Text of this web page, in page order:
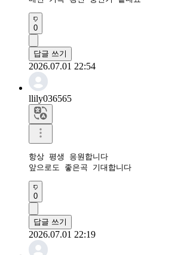
0
답글 쓰기
2026.07.01 22:54
llily036565
항상 평생 응원합니다
앞으로도 좋은곡 기대합니다
0
답글 쓰기
2026.07.01 22:19